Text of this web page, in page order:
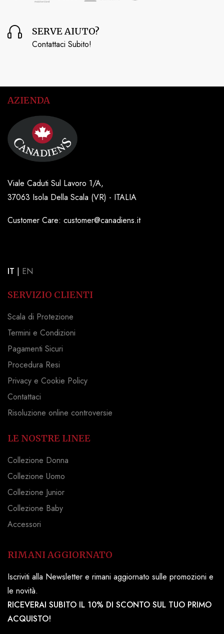
SERVE AIUTO?
Contattaci Subito!
AZIENDA
Viale Caduti Sul Lavoro 1/A,
37063 Isola Della Scala (VR) - ITALIA
Customer Care: customer@canadiens.it
IT | EN
SERVIZIO CLIENTI
Scala di Protezione
Termini e Condizioni
Pagamenti Sicuri
Procedura Resi
Privacy e Cookie Policy
Contattaci
Risoluzione online controversie
LE NOSTRE LINEE
Collezione Donna
Collezione Uomo
Collezione Junior
Collezione Baby
Accessori
RIMANI AGGIORNATO
Iscriviti alla Newsletter e rimani aggiornato sulle promozioni e
le novità.
RICEVERAI SUBITO IL 10% DI SCONTO SUL TUO PRIMO
ACQUISTO!